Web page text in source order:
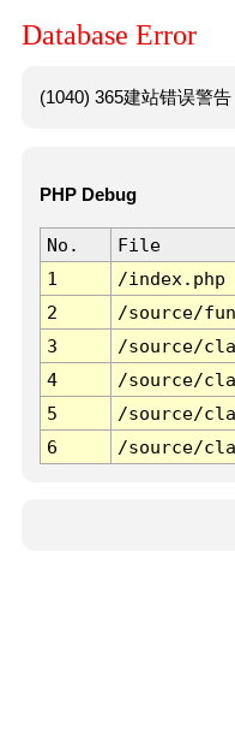
Database Error
(1040) 365建站错误警
PHP Debug
No. File
1
/index.php
2
/source/
3
/source/
4
/source/
5
/source/
6
/source/